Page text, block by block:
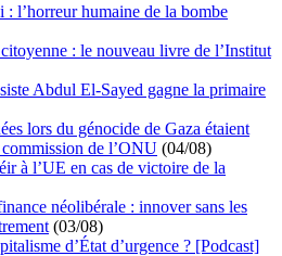
l’horreur humaine de la bombe
: le nouveau livre de l’Institut
Abdul El-Sayed gagne la primaire
lors du génocide de Gaza étaient
de l’ONU (04/08)
à l’UE en cas de victoire de la
néolibérale : innover sans les
(03/08)
d’État d’urgence ? [Podcast]